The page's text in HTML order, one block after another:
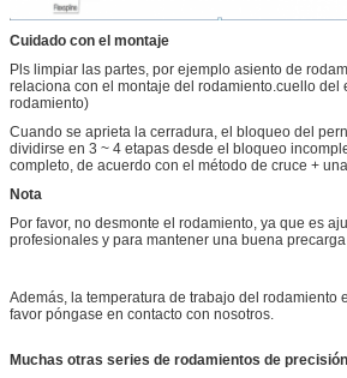
Cuidado con el montaje
Pls limpiar las partes, por ejemplo asiento de
relaciona con el montaje del rodamiento.cuello del
rodamiento)
Cuando se aprieta la cerradura, el bloqueo del
dividirse en 3 ~ 4 etapas desde el bloqueo
completo, de acuerdo con el método de cruce +
Nota
Por favor, no desmonte el rodamiento, ya que es
profesionales y para mantener una buena precarga
Además, la temperatura de trabajo del rodamiento
favor póngase en contacto con nosotros.
Muchas otras series de rodamientos de